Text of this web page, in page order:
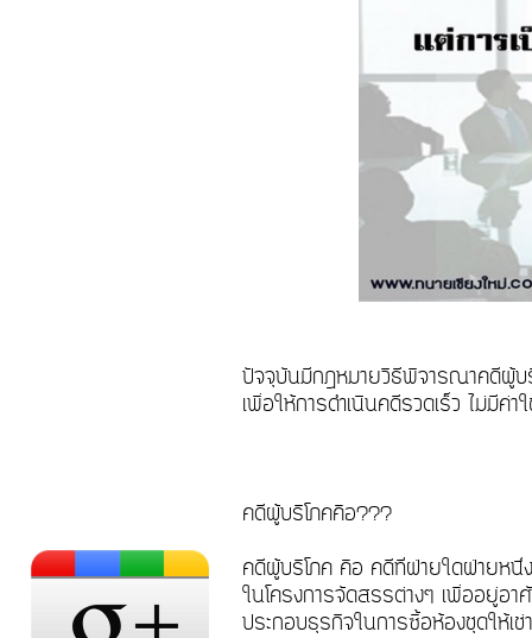
ปัจจุบันมีกฎหมายวิธีพิจารณาคดีผู้บ
เพื่อให้การดำเนินคดีรวดเร็ว ไม่มีค่
คดีผู้บริโภคคือ???
คดีผู้บริโภค คือ คดีที่ฝ่ายใดฝ่ายหนึ่
ในโครงการจัดสรรต่างๆ เพื่ออยู่อา
ประกอบธุรกิจในการซื้อห้องชุดให้เ